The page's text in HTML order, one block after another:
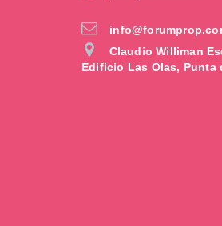
Claudio Williman
Edificio Las Olas, Punta